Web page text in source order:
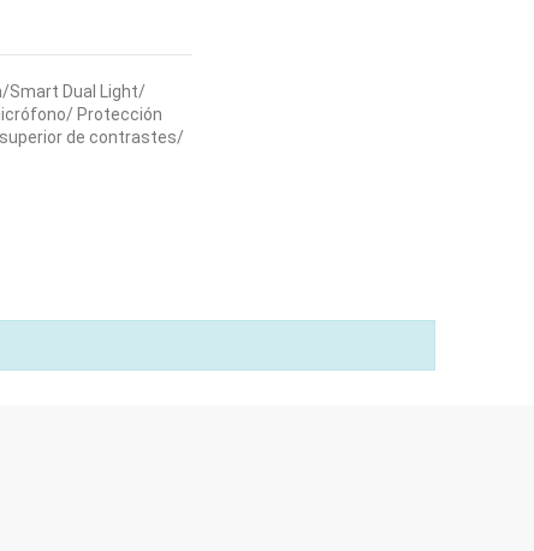
Smart Dual Light/
Protección
superior de contrastes/